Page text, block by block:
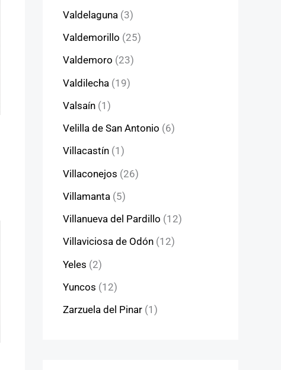
Valdelaguna (3)
Valdemorillo (25)
Valdemoro (23)
Valdilecha (19)
Valsaín (1)
Velilla de San Antonio (6)
Villacastín (1)
Villaconejos (26)
Villamanta (5)
Villanueva del Pardillo (12)
Villaviciosa de Odón (12)
Yeles (2)
Yuncos (12)
Zarzuela del Pinar (1)